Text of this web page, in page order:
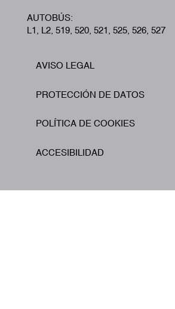
AUTOBÚS:
L1, L2, 519, 520, 521, 525, 526, 527
Footer
AVISO LEGAL
PROTECCIÓN DE DATOS
POLÍTICA DE COOKIES
ACCESIBILIDAD